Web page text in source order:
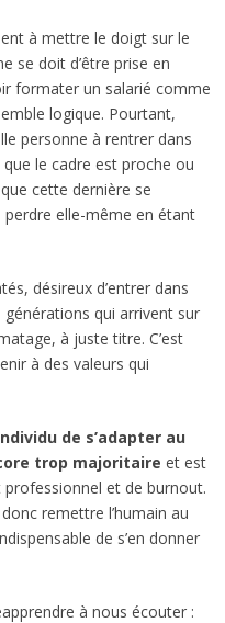
à mettre le doigt sur le
se doit d’être prise en
formater un salarié comme
logique. Pourtant,
personne à rentrer dans
le cadre est proche ou
cette dernière se
elle-même en étant
désireux d’entrer dans
générations qui arrivent sur
à juste titre. C’est
à des valeurs qui
de s’adapter au
trop majoritaire et est
professionnel et de burnout.
remettre l’humain au
de s’en donner
à nous écouter :